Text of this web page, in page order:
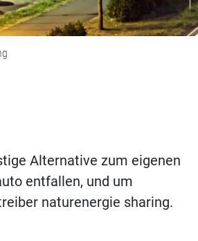
Alternative zum eigenen
entfallen, und um
naturenergie sharing.